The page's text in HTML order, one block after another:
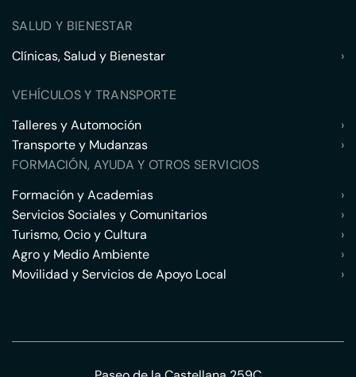
SALUD Y BIENESTAR
Clínicas, Salud y Bienestar
›
VEHÍCULOS Y TRANSPORTE
Talleres y Automoción
›
Transporte y Mudanzas
›
FORMACIÓN, AYUDA Y OTROS SERVICIOS
Formación y Academias
›
Servicios Sociales y Comunitarios
›
Turismo, Ocio y Cultura
›
Agro y Medio Ambiente
›
Movilidad y Servicios de Apoyo Local
›